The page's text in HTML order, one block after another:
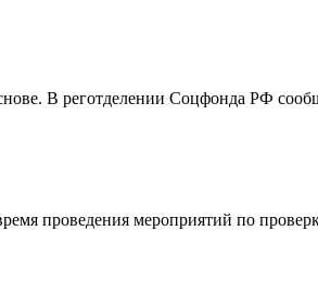
В реготделении Соцфонда РФ
проведения мероприятий по